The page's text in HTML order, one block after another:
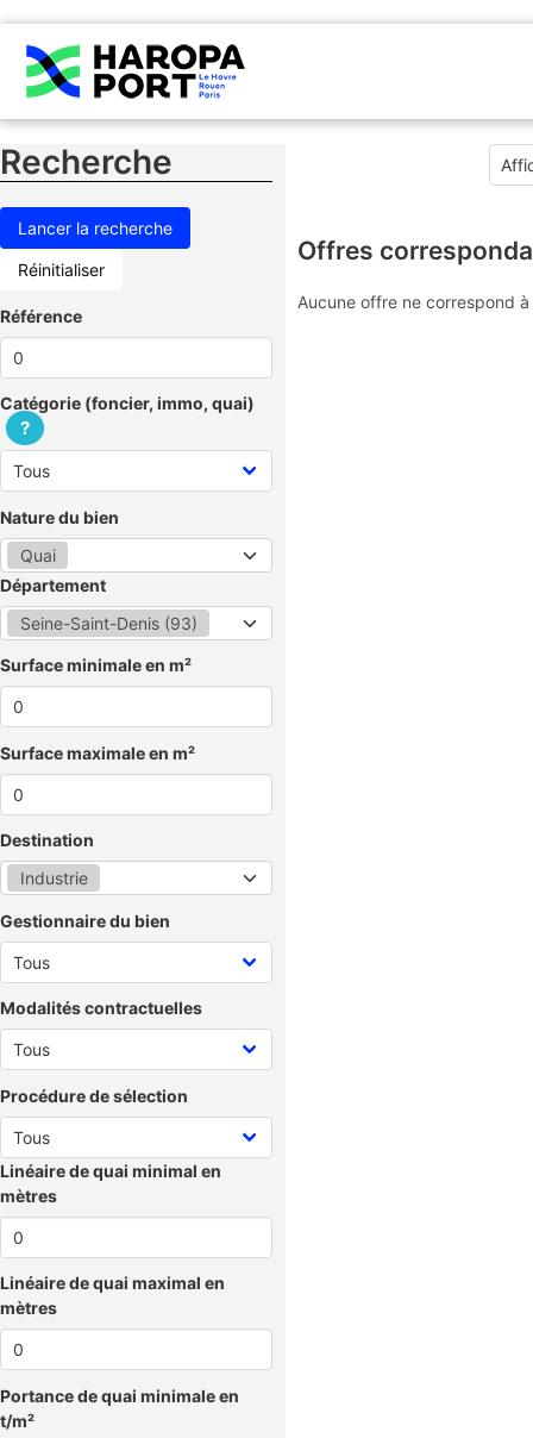
Recherche
Réinitialiser
Référence
Catégorie (foncier, immo, quai)
?
Nature du bien
Quai
Département
Seine-Saint-Denis (93)
Surface minimale en m²
Surface maximale en m²
Destination
Industrie
Gestionnaire du bien
Modalités contractuelles
Procédure de sélection
Linéaire de quai minimal en
mètres
Linéaire de quai maximal en
mètres
Portance de quai minimale en
t/m²
Offres
Aucune offre ne correspond